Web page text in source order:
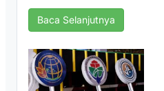
Baca Selanjutnya